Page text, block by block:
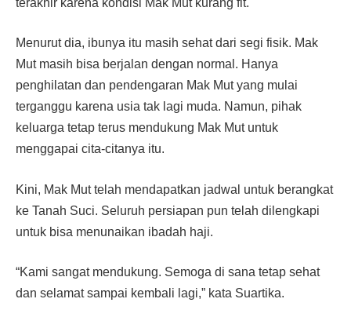
Menurut dia, ibunya itu masih sehat dari segi fisik. Mak
Mut masih bisa berjalan dengan normal. Hanya
penghilatan dan pendengaran Mak Mut yang mulai
terganggu karena usia tak lagi muda. Namun, pihak
keluarga tetap terus mendukung Mak Mut untuk
menggapai cita-citanya itu.
Kini, Mak Mut telah mendapatkan jadwal untuk berangkat
ke Tanah Suci. Seluruh persiapan pun telah dilengkapi
untuk bisa menunaikan ibadah haji.
“Kami sangat mendukung. Semoga di sana tetap sehat
dan selamat sampai kembali lagi,” kata Suartika.